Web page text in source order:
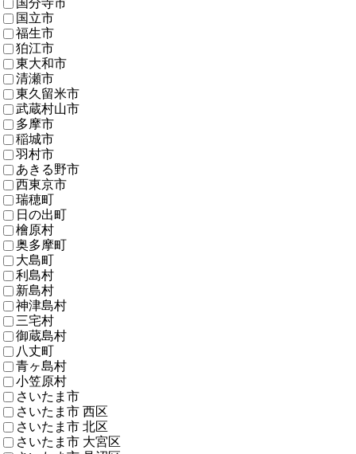
国立市
福生市
狛江市
東大和市
清瀬市
東久留米市
武蔵村山市
多摩市
稲城市
羽村市
あきる野市
西東京市
瑞穂町
日の出町
檜原村
奥多摩町
大島町
利島村
新島村
神津島村
三宅村
御蔵島村
八丈町
青ヶ島村
小笠原村
さいたま市
さいたま市 西区
さいたま市 北区
さいたま市 大宮区